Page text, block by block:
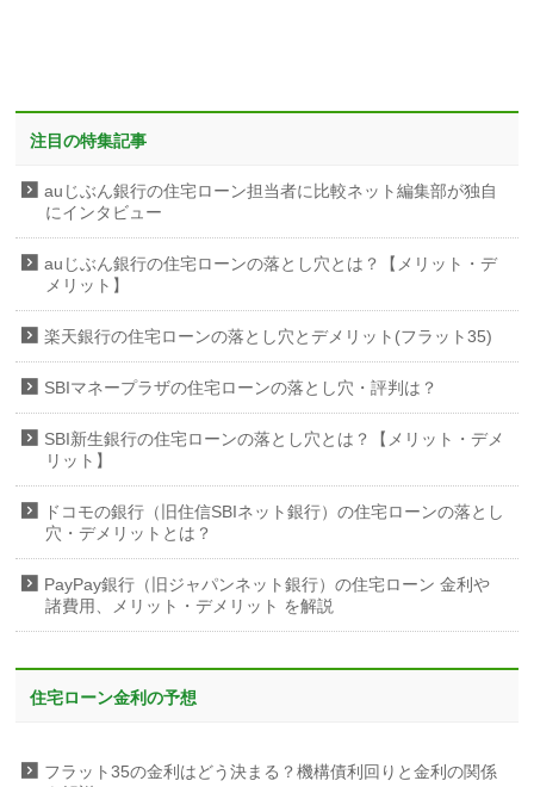
注目の特集記事
auじぶん銀行の住宅ローン担当者に比較ネット編集部が独自
にインタビュー
auじぶん銀行の住宅ローンの落とし穴とは？【メリット・デ
メリット】
楽天銀行の住宅ローンの落とし穴とデメリット(フラット35)
SBIマネープラザの住宅ローンの落とし穴・評判は？
SBI新生銀行の住宅ローンの落とし穴とは？【メリット・デメ
リット】
ドコモの銀行（旧住信SBIネット銀行）の住宅ローンの落とし
穴・デメリットとは？
PayPay銀行（旧ジャパンネット銀行）の住宅ローン 金利や
諸費用、メリット・デメリット を解説
住宅ローン金利の予想
フラット35の金利はどう決まる？機構債利回りと金利の関係